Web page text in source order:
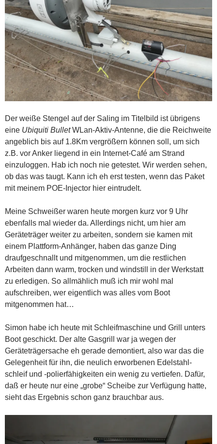
Der weiße Stengel auf der Saling im Titelbild ist übrigens
eine Ubiquiti BulletWLan-Aktiv-Antenne, die die Reichweite
angeblich bis auf 1.8Km vergrößern können soll, um sich
z.B. vor Anker liegend in ein Internet-Café am Strand
einzuloggen. Hab ich noch nie getestet. Wir werden sehen,
ob das was taugt. Kann ich eh erst testen, wenn das Paket
mit meinem POE-Injector hier eintrudelt.
Meine Schweißer waren heute morgen kurz vor 9 Uhr
ebenfalls mal wieder da. Allerdings nicht, um hier am
Geräteträger weiter zu arbeiten, sondern sie kamen mit
einem Plattform-Anhänger, haben das ganze Ding
draufgeschnallt und mitgenommen, um die restlichen
Arbeiten dann warm, trocken und windstill in der Werkstatt
zu erledigen. So allmählich muß ich mir wohl mal
aufschreiben, wer eigentlich was alles vom Boot
mitgenommen hat…
Simon habe ich heute mit Schleifmaschine und Grill unters
Boot geschickt. Der alte Gasgrill war ja wegen der
Geräteträgersache eh gerade demontiert, also war das die
Gelegenheit für ihn, die neulich erworbenen Edelstahl-
schleif und -polierfähigkeiten ein wenig zu vertiefen. Dafür,
daß er heute nur eine „grobe“ Scheibe zur Verfügung hatte,
sieht das Ergebnis schon ganz brauchbar aus.